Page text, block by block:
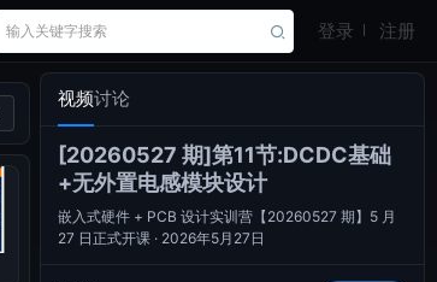
登录 注册
视频讨论
[20260527 期]第11节:DCDC基础
+无外置电感模块设计
嵌入式硬件 + PCB 设计实训营【20260527 期】5 月
27 日正式开课 · 2026年5月27日